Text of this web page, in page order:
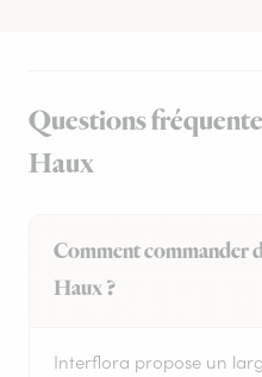
Questions
Haux
Comment commander
Haux ?
Interflora propose un